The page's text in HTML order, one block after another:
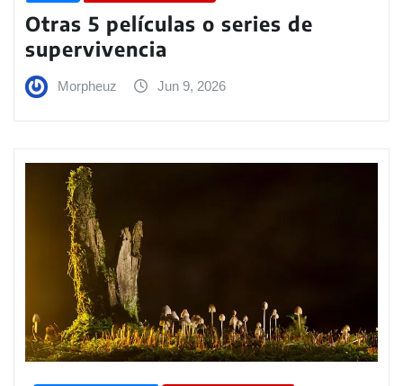
Otras 5 películas o series de
supervivencia
Morpheuz Jun 9, 2026